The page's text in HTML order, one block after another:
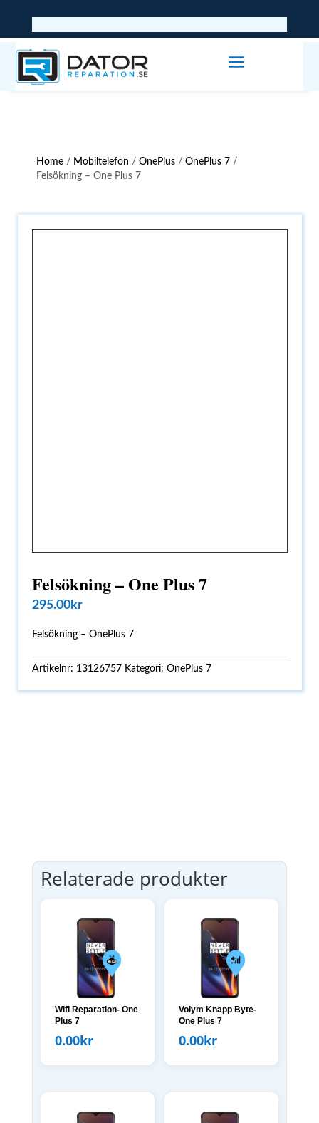
Home / Mobiltelefon /OnePlus /OnePlus 7 /
Felsökning – One Plus 7
Felsökning – One Plus 7
295.00kr
Felsökning – OnePlus 7
Artikelnr: 13126757 Kategori:OnePlus 7
Relaterade produkter
Wifi Reparation- One
Plus 7
0.00kr
Volym Knapp Byte-
One Plus 7
0.00kr